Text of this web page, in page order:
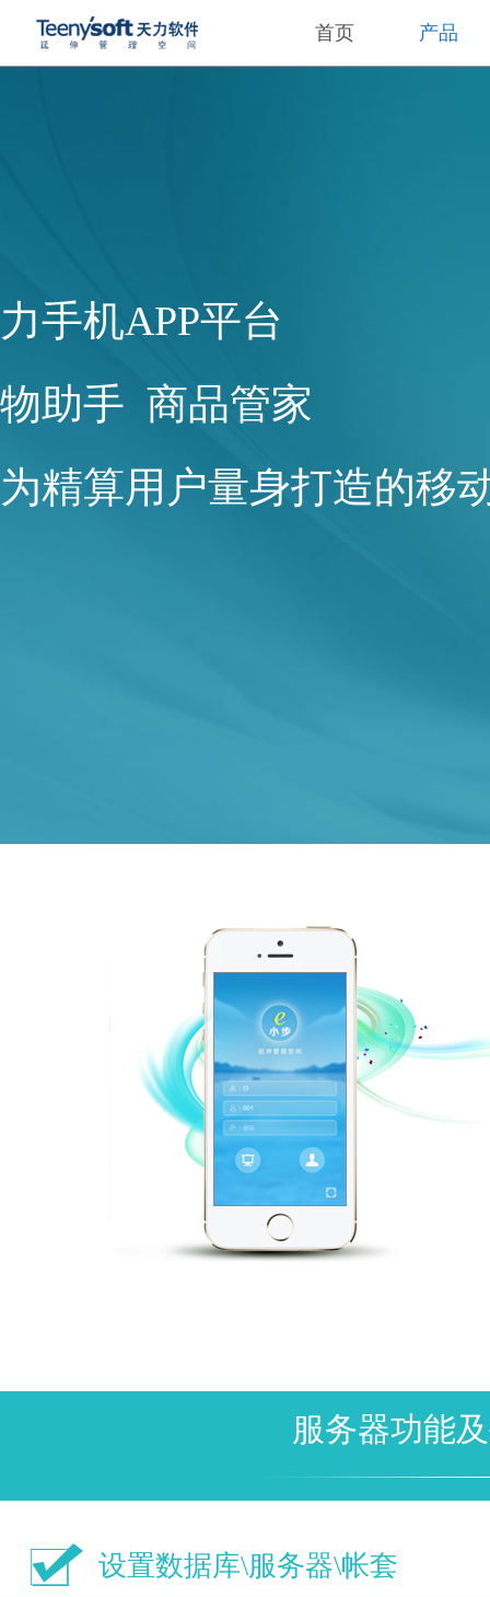
首页 产品
手机APP平台
助手 商品管家
精算用户量身打造的移
服务器功能
设置数据库\服务器\帐套